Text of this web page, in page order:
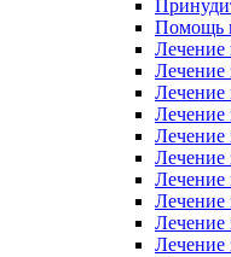
Помощь
Лечение
Лечение
Лечение
Лечение
Лечение
Лечение
Лечение
Лечение
Лечение
Лечение